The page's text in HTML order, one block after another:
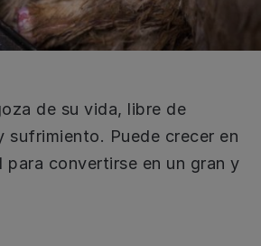
de su vida, libre de
sufrimiento. Puede crecer en
para convertirse en un gran y